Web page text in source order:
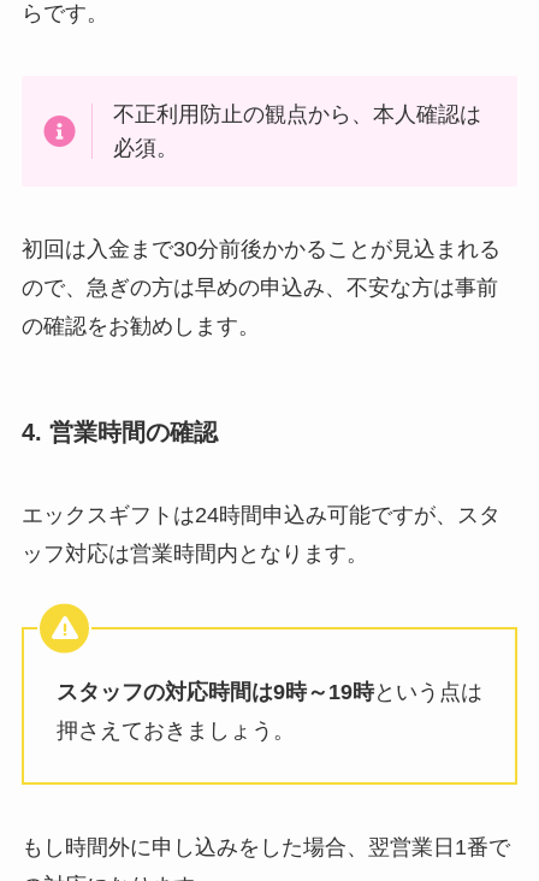
らです。
不正利用防止の観点から、本人確認は
必須。
初回は入金まで30分前後かかることが見込まれる
ので、急ぎの方は早めの申込み、不安な方は事前
の確認をお勧めします。
4. 営業時間の確認
エックスギフトは24時間申込み可能ですが、スタ
ッフ対応は営業時間内となります。
スタッフの対応時間は9時～19時という点は
押さえておきましょう。
もし時間外に申し込みをした場合、翌営業日1番で